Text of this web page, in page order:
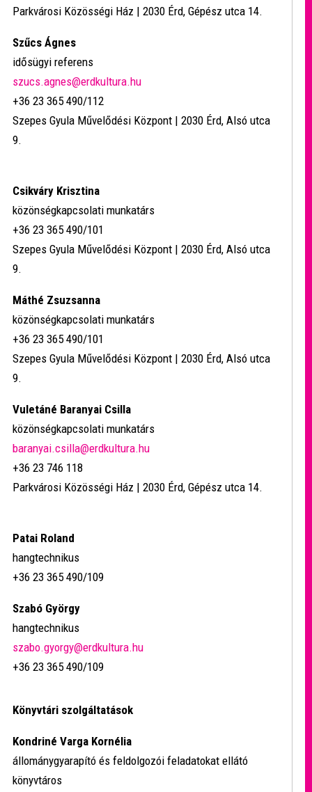
Parkvárosi Közösségi Ház | 2030 Érd, Gépész utca 14.
Szűcs Ágnes
idősügyi referens
szucs.agnes@erdkultura.hu
+36 23 365 490/112
Szepes Gyula Művelődési Központ | 2030 Érd, Alsó utca
9.
Csikváry Krisztina
közönségkapcsolati munkatárs
+36 23 365 490/101
Szepes Gyula Művelődési Központ | 2030 Érd, Alsó utca
9.
Máthé Zsuzsanna
közönségkapcsolati munkatárs
+36 23 365 490/101
Szepes Gyula Művelődési Központ | 2030 Érd, Alsó utca
9.
Vuletáné Baranyai Csilla
közönségkapcsolati munkatárs
baranyai.csilla@erdkultura.hu
+36 23 746 118
Parkvárosi Közösségi Ház | 2030 Érd, Gépész utca 14.
Patai Roland
hangtechnikus
+36 23 365 490/109
Szabó György
hangtechnikus
szabo.gyorgy@erdkultura.hu
+36 23 365 490/109
Könyvtári szolgáltatások
Kondriné Varga Kornélia
állománygyarapító és feldolgozói feladatokat ellátó
könyvtáros